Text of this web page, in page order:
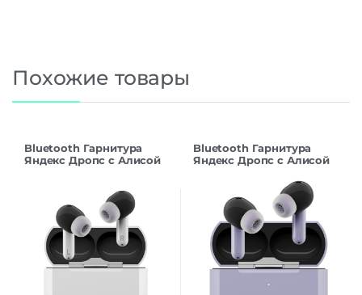
Похожие товары
Bluetooth Гарнитура
Яндекс Дропс с Алисой
Bluetooth Гарнитура
Яндекс Дропс с Алисой